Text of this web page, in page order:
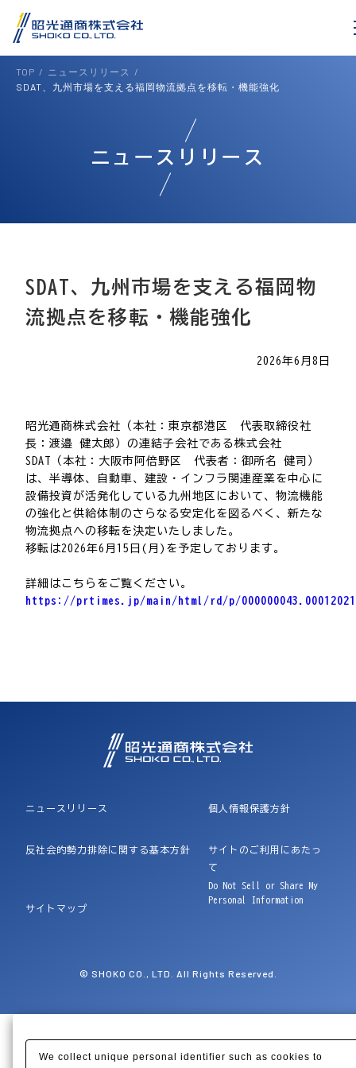
TOP
ニュースリリース
SDAT、九州市場を支える福岡物流拠点を移転・機能強化
ニュースリリース
SDAT、九州市場を支える福岡物
流拠点を移転・機能強化
2026年6月8日
昭光通商株式会社（本社：東京都港区 代表取締役社
長：渡邉 健太郎）の連結子会社である株式会社
SDAT（本社：大阪市阿倍野区 代表者：御所名 健司）
は、半導体、自動車、建設・インフラ関連産業を中心に
設備投資が活発化している九州地区において、物流機能
の強化と供給体制のさらなる安定化を図るべく、新たな
物流拠点への移転を決定いたしました。
移転は2026年6月15日(月)を予定しております。
詳細はこちらをご覧ください。
https://prtimes.jp/main/html/rd/p/
ニュースリリース 個人情報保護方針
反社会的勢力排除に関する基本方針
サイトのご利用にあたっ
て
サイトマップ
Do Not Sell or Share My
Personal Information
© SHOKO CO., LTD. All Rights Reserved.
We collect unique personal identifier such as cookies to